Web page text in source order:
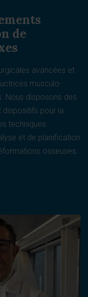
de
avancées et
musculo-
Nous disposons des
dispositifs pour la
techniques
et de planification
osseuses.